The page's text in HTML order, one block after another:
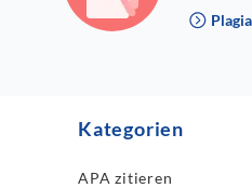
Kategorien
APA zitieren